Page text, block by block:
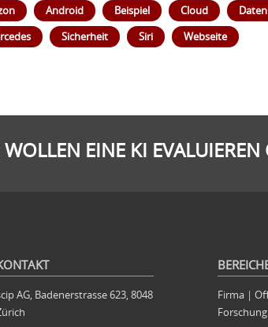
Android Beispiel Cloud Daten
Sicherheit Siri Webseite
WOLLEN EINE KI
AG, Badenerstrasse 623, 8048
Firma|
Forschung